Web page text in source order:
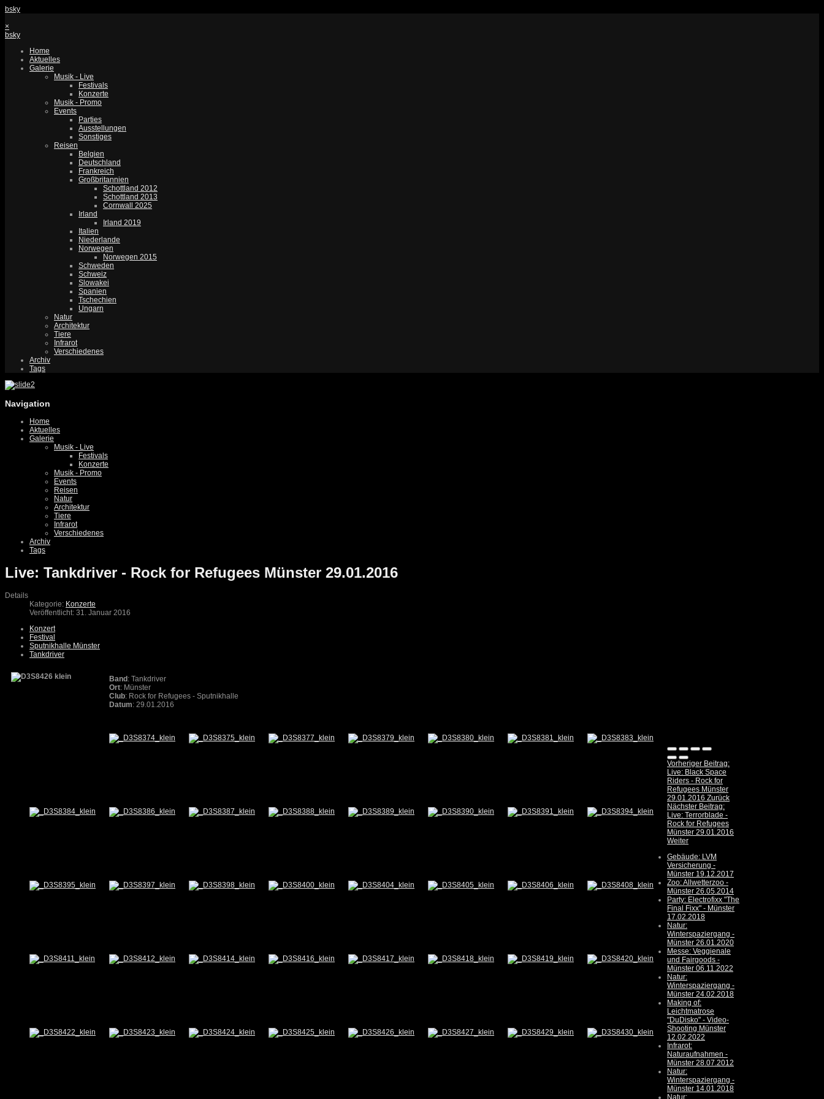
bsky
×
bsky
Home
Aktuelles
Galerie
Musik - Live
Festivals
Konzerte
Musik - Promo
Events
Parties
Ausstellungen
Sonstiges
Reisen
Belgien
Deutschland
Frankreich
Großbritannien
Schottland 2012
Schottland 2013
Cornwall 2025
Irland
Irland 2019
Italien
Niederlande
Norwegen
Norwegen 2015
Schweden
Schweiz
Slowakei
Spanien
Tschechien
Ungarn
Natur
Architektur
Tiere
Infrarot
Verschiedenes
Archiv
Tags
Navigation
Home
Aktuelles
Galerie
Musik - Live
Festivals
Konzerte
Musik - Promo
Events
Reisen
Natur
Architektur
Tiere
Infrarot
Verschiedenes
Archiv
Tags
Live: Tankdriver - Rock for Refugees Münster 29.01.2016
Details
Kategorie: Konzerte
Veröffentlicht: 31. Januar 2016
Konzert
Festival
Sputnikhalle Münster
Tankdriver
Band : Tankdriver
Ort: Münster
Club: Rock for Refugees - Sputnikhalle
Datum: 29.01.2016
Vorheriger Beitrag:
Live: Black Space
Riders - Rock for
Refugees Münster
29.01.2016 Zurück
Nächster Beitrag:
Live: Terrorblade -
Rock for Refugees
Münster 29.01.2016
Weiter
Gebäude: LVM
Versicherung -
Münster 19.12.2017
Zoo: Allwetterzoo -
Münster 26.05.2014
Party: Electrofixx "The
Final Fixx" - Münster
17.02.2018
Natur:
Winterspaziergang -
Münster 26.01.2020
Messe: Veggienale
und Fairgoods -
Münster 06.11.2022
Natur:
Winterspaziergang -
Münster 24.02.2018
Making of:
Leichtmatrose
"DuDisko" - Video-
Shooting Münster
12.02.2022
Infrarot:
Naturaufnahmen -
Münster 28.07.2012
Natur:
Winterspaziergang -
Münster 14.01.2018